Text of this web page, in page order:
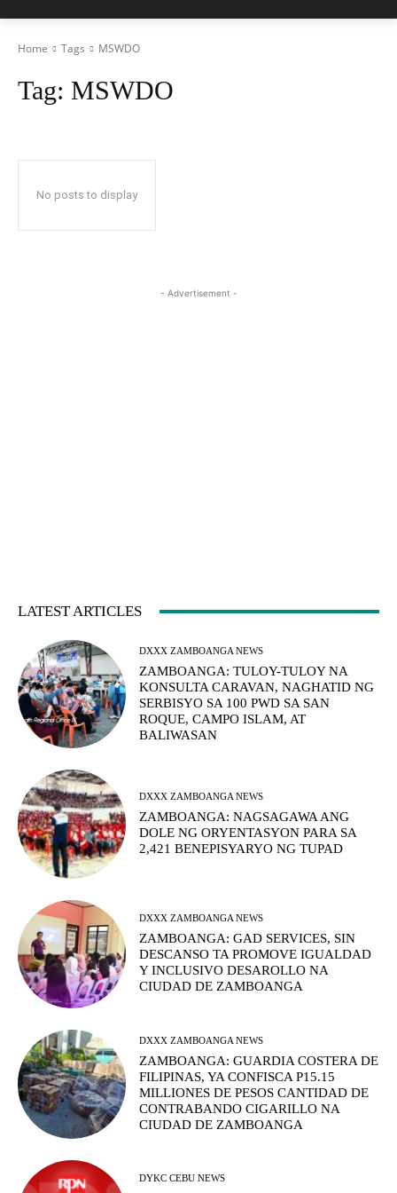
Home Tags MSWDO
Tag: MSWDO
No posts to display
- Advertisement -
LATEST ARTICLES
DXXX ZAMBOANGA NEWS
ZAMBOANGA: TULOY-TULOY NA
KONSULTA CARAVAN, NAGHATID NG
SERBISYO SA 100 PWD SA SAN
ROQUE, CAMPO ISLAM, AT
BALIWASAN
DXXX ZAMBOANGA NEWS
ZAMBOANGA: NAGSAGAWA ANG
DOLE NG ORYENTASYON PARA SA
2,421 BENEPISYARYO NG TUPAD
DXXX ZAMBOANGA NEWS
ZAMBOANGA: GAD SERVICES, SIN
DESCANSO TA PROMOVE IGUALDAD
Y INCLUSIVO DESAROLLO NA
CIUDAD DE ZAMBOANGA
DXXX ZAMBOANGA NEWS
ZAMBOANGA: GUARDIA COSTERA DE
FILIPINAS, YA CONFISCA P15.15
MILLIONES DE PESOS CANTIDAD DE
CONTRABANDO CIGARILLO NA
CIUDAD DE ZAMBOANGA
DYKC CEBU NEWS